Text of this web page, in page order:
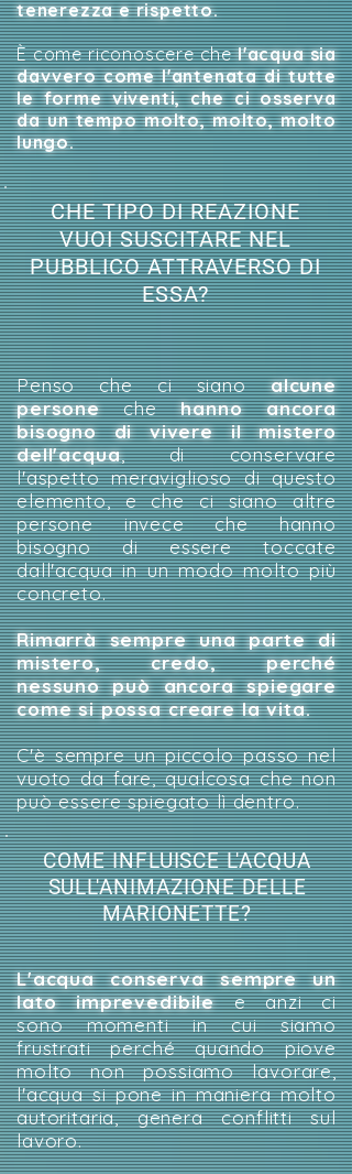
tenerezza e rispetto.
È come riconoscere chel'acqua sia
davvero come l'antenata di tutte
le forme viventi, che ci osserva
da un tempo molto, molto, molto
lungo.
CHE TIPO DI REAZIONE
VUOI SUSCITARE NEL
PUBBLICO ATTRAVERSO DI
ESSA?
Penso che ci sianoalcune
personechehanno ancora
bisogno di vivere il mistero
dell'acqua, di conservare
l'aspetto meraviglioso di questo
elemento, e che ci siano altre
persone invece che hanno
bisogno di essere toccate
dall'acqua in un modo molto più
concreto.
Rimarrà sempre una parte di
mistero, credo, perché
nessuno può ancora spiegare
come si possa creare la vita.
C'è sempre un piccolo passo nel
vuoto da fare, qualcosa che non
può essere spiegato lì dentro.
COME INFLUISCE L'ACQUA
SULL'ANIMAZIONE DELLE
MARIONETTE?
L'acqua conserva sempre un
lato imprevedibilee anzi ci
sono momenti in cui siamo
frustrati perché quando piove
molto non possiamo lavorare,
l'acqua si pone in maniera molto
autoritaria, genera conflitti sul
lavoro.